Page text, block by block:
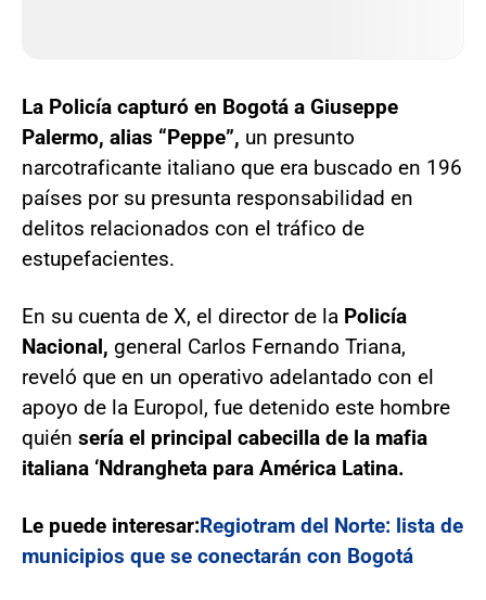
La Policía capturó en Bogotá a Giuseppe
Palermo, alias “Peppe”, un presunto
narcotraficante italiano que era buscado en 196
países por su presunta responsabilidad en
delitos relacionados con el tráfico de
estupefacientes.
En su cuenta de X, el director de la Policía
Nacional, general Carlos Fernando Triana,
reveló que en un operativo adelantado con el
apoyo de la Europol, fue detenido este hombre
quién sería el principal cabecilla de la mafia
italiana ‘Ndrangheta para América Latina.
Le puede interesar:Regiotram del Norte: lista de
municipios que se conectarán con Bogotá